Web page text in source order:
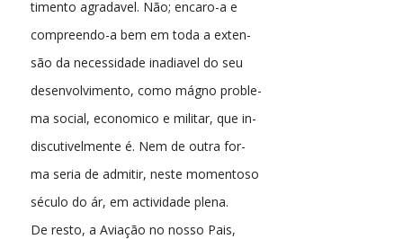
timento agradavel. Não; encaro-a e
compreendo-a bem em toda a exten-
são da necessidade inadiavel do seu
desenvolvimento, como mágno proble-
ma social, economico e militar, que in-
discutivelmente é. Nem de outra for-
ma seria de admitir, neste momentoso
século do ár, em actividade plena.
De resto, a Aviação no nosso Pais,